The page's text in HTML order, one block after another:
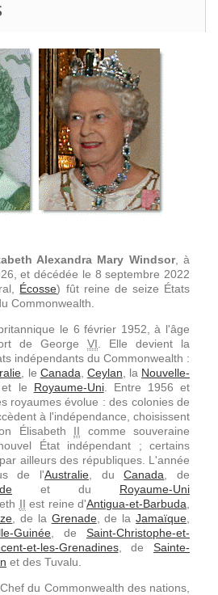
Alexandra Mary Windsor, à
et décédée le 8 septembre 2022
Écosse) fût reine de seize États
Commonwealth.
le 6 février 1952 , à l'âge
de George VI
Elle devient la
indépendants du Commonwealth :
, le Canada Ceylan , la Nouvelle-
et le Royaume-Uni. Entre 1956 et
royaumes évolue : des colonies de
à l'indépendance, choisissent
Élisabeth II comme souveraine
État indépendant ; certains
ailleurs des républiques. L'année
de l'Australie , duCanada , de
et du Royaume-Uni
II est reine d'Antigua-et-Barbuda
, de la Grenade, de laJamaïque
Guinée , de Saint-Christophe-et-
et-les-Grenadines, de Sainte-
et des Tuvalu
du Commonwealth des nations,